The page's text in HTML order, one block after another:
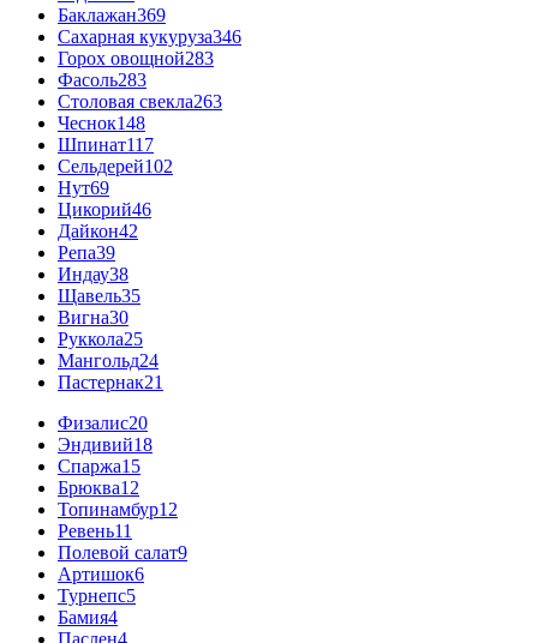
Баклажан369
Сахарная кукуруза346
Горох овощной283
Фасоль283
Столовая свекла263
Чеснок148
Шпинат117
Сельдерей102
Нут69
Цикорий46
Дайкон42
Репа39
Индау38
Щавель35
Вигна30
Руккола25
Мангольд24
Пастернак21
Физалис20
Эндивий18
Спаржа15
Брюква12
Топинамбур12
Ревень11
Полевой салат9
Артишок6
Турнепс5
Бамия4